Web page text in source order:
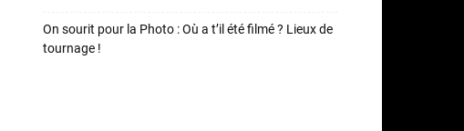
On sourit pour la Photo : Où a t’il été filmé ? Lieux de
tournage !